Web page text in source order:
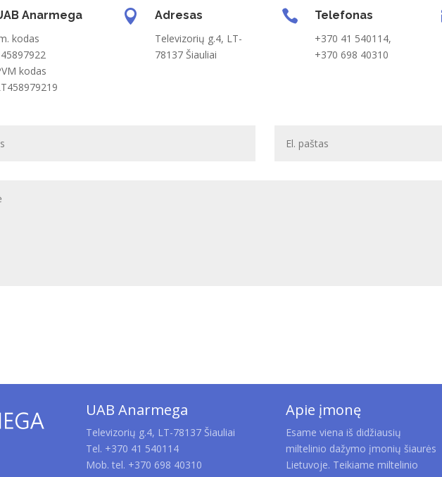
Anarmega
kodas
kodas

Adresas
Televizorių g.4, LT-
78137 Šiauliai

Telefonas
+370 41 540114,
+370 698 40310
UAB Anarmega
Televizorių g.4, LT-78137 Šiauliai
Tel. +370 41 540114
Mob. tel. +370 698 40310
Apie įmonę
Esame viena iš didžiausių
miltelinio dažymo įmonių šiaurės
Lietuvoje. Teikiame miltelinio